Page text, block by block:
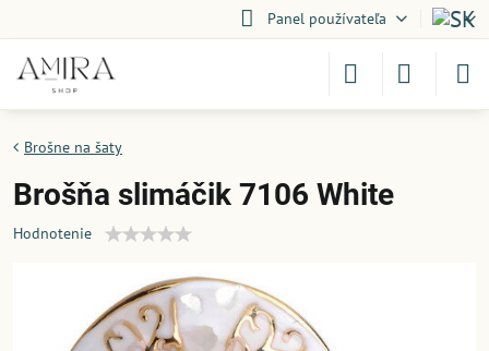
Panel používateľa
Brošne na šaty
Brošňa slimáčik 7106 White
Hodnotenie